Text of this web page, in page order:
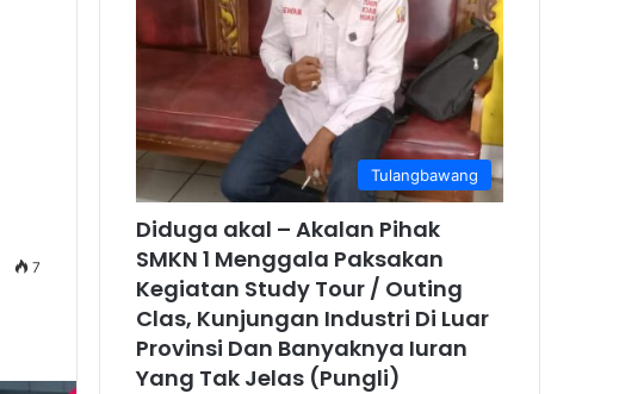
7
Tulangbawang
Diduga akal – Akalan Pihak
SMKN 1 Menggala Paksakan
Kegiatan Study Tour / Outing
Clas, Kunjungan Industri Di Luar
Provinsi Dan Banyaknya Iuran
Yang Tak Jelas (Pungli)